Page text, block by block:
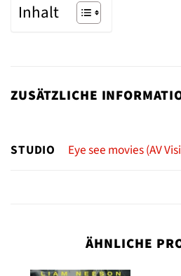
Inhalt
ZUSÄTZLICHE
STUDIO Eye see movies (AV
ÄHNLICHE